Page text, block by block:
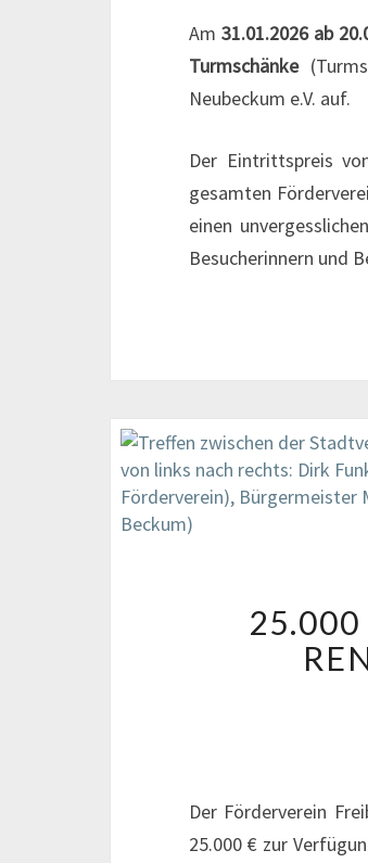
Am 31.01.2026 ab
Turmschänke
Neubeckum e.V. auf.
Der Eintrittspreis
gesamten
einen
Besucherinnern und
25.000
Der Förderverein
25.000 € zur